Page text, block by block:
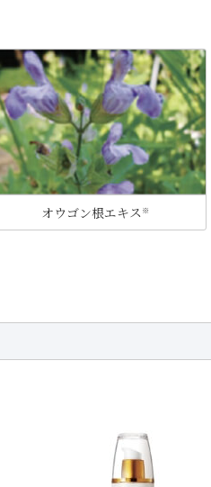
オウゴン根エキス※